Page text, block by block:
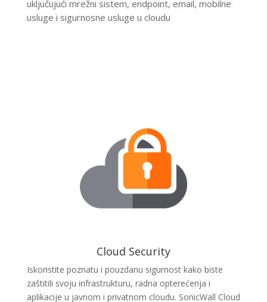
uključujući mrežni sistem, endpoint, email, mobilne
usluge i sigurnosne usluge u cloudu
Cloud Security
Iskoristite poznatu i pouzdanu sigurnost kako biste
zaštitili svoju infrastrukturu, radna opterećenja i
aplikacije u javnom i privatnom cloudu. SonicWall Cloud